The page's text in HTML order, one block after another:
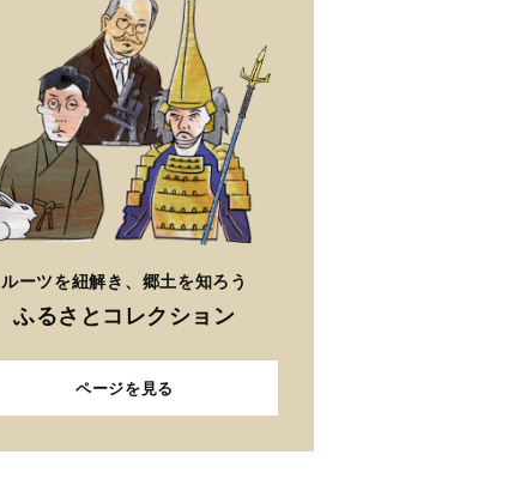
ルーツを紐解き、郷土を知ろう
ふるさとコレクション
ページを見る